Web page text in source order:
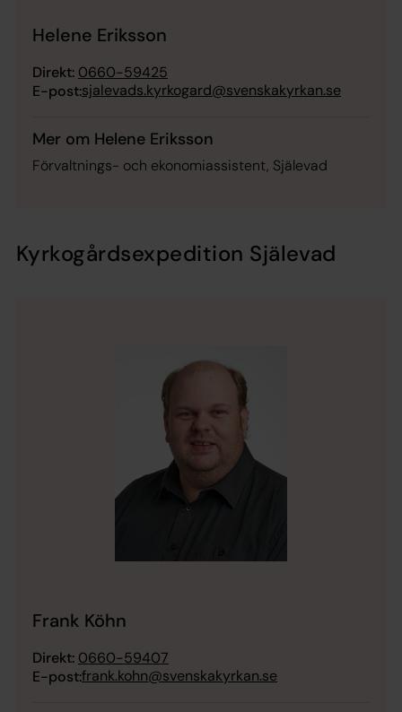
Helene Eriksson
Direkt: 0660-59425
E-post:sjalevads.kyrkogard@svenskakyrkan.se
Mer om Helene Eriksson
Förvaltnings- och ekonomiassistent, Själevad
Kyrkogårdsexpedition Själevad
Frank Köhn
Direkt: 0660-59407
E-post:frank.kohn@svenskakyrkan.se